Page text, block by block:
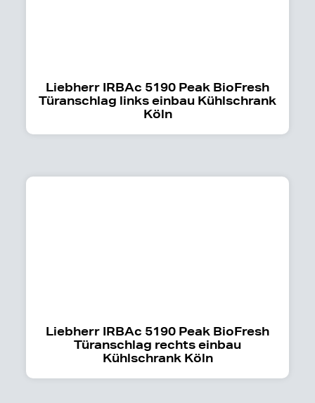
Liebherr IRBAc 5190 Peak BioFresh
Türanschlag links einbau Kühlschrank
Köln
Liebherr IRBAc 5190 Peak BioFresh
Türanschlag rechts einbau
Kühlschrank Köln